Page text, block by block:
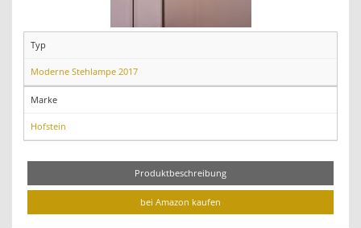
Typ
Moderne Stehlampe 2017
Marke
Hofstein
Produktbeschreibung
bei Amazon kaufen